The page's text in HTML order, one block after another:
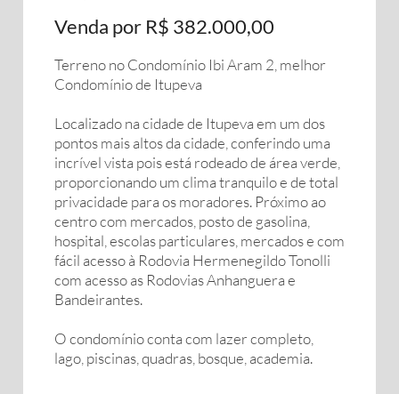
Venda por R$ 382.000,00
Terreno no Condomínio Ibi Aram 2, melhor
Condomínio de Itupeva
Localizado na cidade de Itupeva em um dos
pontos mais altos da cidade, conferindo uma
incrível vista pois está rodeado de área verde,
proporcionando um clima tranquilo e de total
privacidade para os moradores. Próximo ao
centro com mercados, posto de gasolina,
hospital, escolas particulares, mercados e com
fácil acesso à Rodovia Hermenegildo Tonolli
com acesso as Rodovias Anhanguera e
Bandeirantes.
O condomínio conta com lazer completo,
lago, piscinas, quadras, bosque, academia.